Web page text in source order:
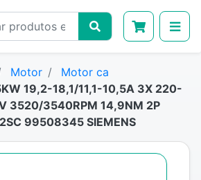
Motor
Motor ca
19,2-18,1/11,1-10,5A 3X 220-
3520/3540RPM 14,9NM 2P
99508345 SIEMENS